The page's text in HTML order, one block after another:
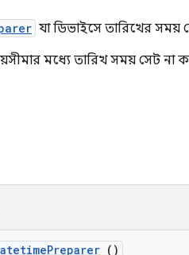
যা ডিভাইসে তারিখের
মধ্যে তারিখ সময় সেট না
Preparer ()